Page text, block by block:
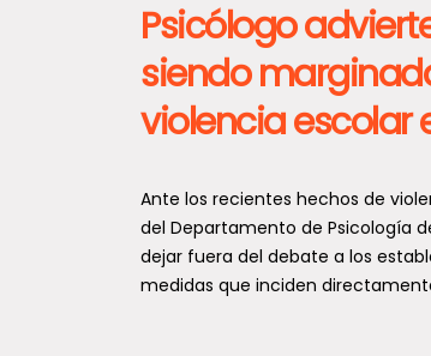
Psicólogo
siendo
violencia escolar
Ante los recientes hechos de
del Departamento de Psicología
dejar fuera del debate a los
medidas que inciden